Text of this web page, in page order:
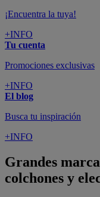
¡Encuentra la tuya!
+INFO
Tu cuenta
Promociones exclusivas
+INFO
El blog
Busca tu inspiración
+INFO
Grandes
colchones y